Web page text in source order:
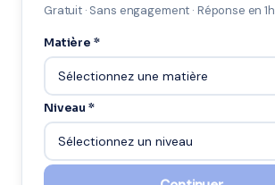
Gratuit · Sans engagement · Réponse en 1h
Matière *
Niveau *